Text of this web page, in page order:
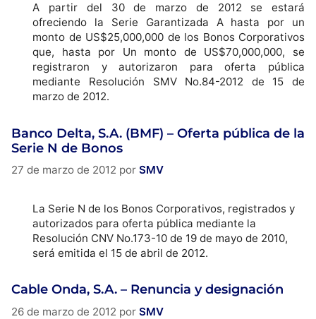
A partir del 30 de marzo de 2012 se estará
ofreciendo la Serie Garantizada A hasta por un
monto de US$25,000,000 de los Bonos Corporativos
que, hasta por Un monto de US$70,000,000, se
registraron y autorizaron para oferta pública
mediante Resolución SMV No.84-2012 de 15 de
marzo de 2012.
Banco Delta, S.A. (BMF) – Oferta pública de la
Serie N de Bonos
27 de marzo de 2012 por SMV
La Serie N de los Bonos Corporativos, registrados y
autorizados para oferta pública mediante la
Resolución CNV No.173-10 de 19 de mayo de 2010,
será emitida el 15 de abril de 2012.
Cable Onda, S.A. – Renuncia y designación
26 de marzo de 2012 por SMV